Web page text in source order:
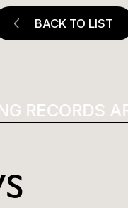
BACK TO LIST
RECORDS